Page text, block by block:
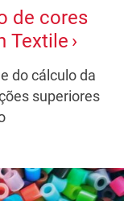
de cores
Textile
do cálculo da
superiores